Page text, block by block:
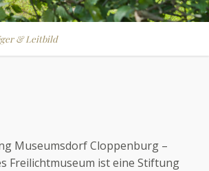
& Leitbild
Museumsdorf Cloppenburg –
Freilichtmuseum ist eine Stiftung